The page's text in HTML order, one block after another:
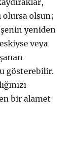
olursa olsun;
yeniden
veya
gösterebilir.
bir alamet